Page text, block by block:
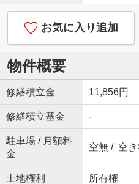
お気に入り追加
物件概要
修繕積立金 11,856円
修繕積立基金 -
駐車場 / 月額料
金
空無 / 空
土地権利 所有権